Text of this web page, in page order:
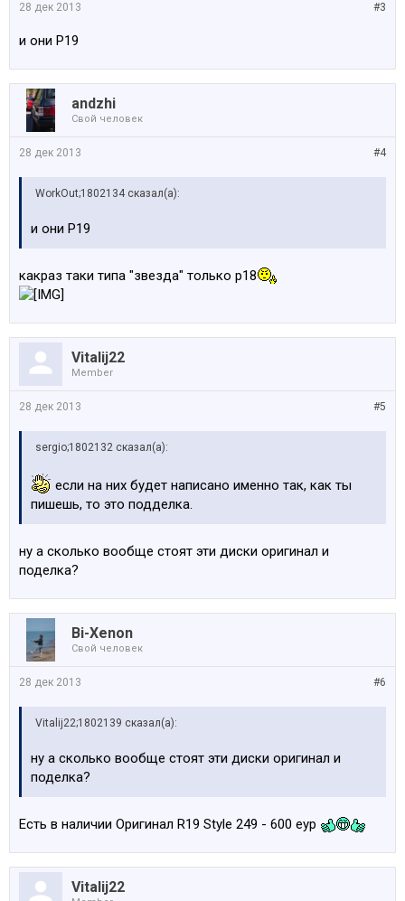
#3
28 дек 2013
и они Р19
аndzhi
Свой человек
#4
28 дек 2013
WorkOut;1802134 сказал(а):
и они Р19
какраз таки типа "звезда" только р18
Vitalij22
Member
#5
28 дек 2013
sergio;1802132 сказал(а):
если на них будет написано именно так, как ты
пишешь, то это подделка.
ну а сколько вообще стоят эти диски оригинал и
поделка?
Bi-Xenon
Свой человек
#6
28 дек 2013
Vitalij22;1802139 сказал(а):
ну а сколько вообще стоят эти диски оригинал и
поделка?
Есть в наличии Оригинал R19 Style 249 - 600 еур
Vitalij22